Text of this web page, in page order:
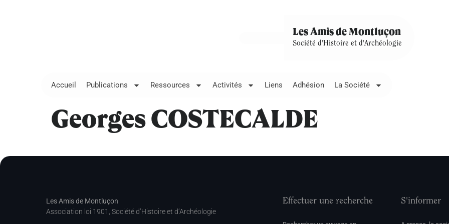
Les Amis de Montluçon
Société d'Histoire et d'Archéologie
Accueil Publications Ressources Activités Liens Adhésion La Société
Georges COSTECALDE
Les Amis de Montluçon
Association loi 1901, Société d’Histoire et d’Archéologie
Effectuer une recherche S'informer